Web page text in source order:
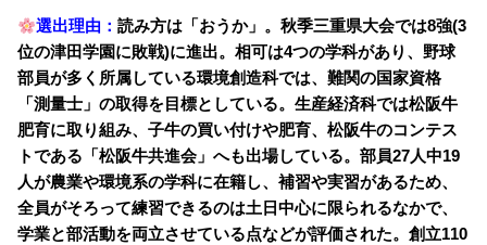
選出理由：読み方は「おうか」。秋季三重県大会では8強(3
位の津田学園に敗戦)に進出。相可は4つの学科があり、野球
部員が多く所属している環境創造科では、難関の国家資格
「測量士」の取得を目標としている。生産経済科では松阪牛
肥育に取り組み、子牛の買い付けや肥育、松阪牛のコンテス
トである「松阪牛共進会」へも出場している。部員27人中19
人が農業や環境系の学科に在籍し、補習や実習があるため、
全員がそろって練習できるのは土日中心に限られるなかで、
学業と部活動を両立させている点などが評価された。創立110